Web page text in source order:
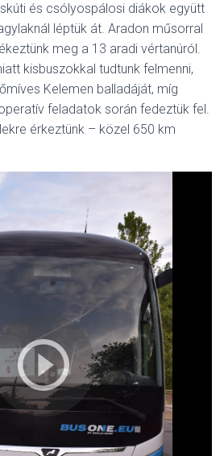
és csólyospálosi diákok együtt
léptük át. Aradon műsorral
meg a 13 aradi vértanúról.
kisbuszokkal tudtunk felmenni,
Kelemen balladáját, míg
feladatok során fedeztük fel.
érkeztünk – közel 650 km